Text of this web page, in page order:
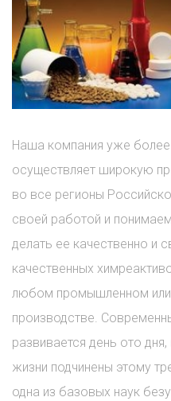
Наша компания уже более
осуществляет широкую
во все регионы
своей работой и
делать ее качественно и
качественных
любом промышленном
производстве.
развивается день ото
жизни подчинены этому
одна из базовых наук